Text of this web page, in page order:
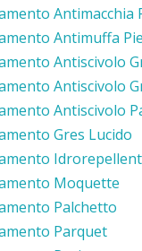
Antimuffa
Antiscivolo
Antiscivolo
Gres Lucido
Moquette
Palchetto
Parquet